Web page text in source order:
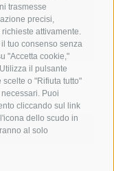
trasmesse
precisi,
attivamente.
tuo consenso senza
"Accetta cookie,"
il pulsante
o "Rifiuta tutto"
Puoi
cliccando sul link
dello scudo in
al solo
dispense